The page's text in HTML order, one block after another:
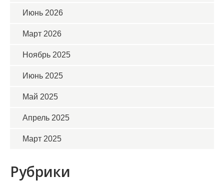
Июнь 2026
Март 2026
Ноябрь 2025
Июнь 2025
Май 2025
Апрель 2025
Март 2025
Рубрики